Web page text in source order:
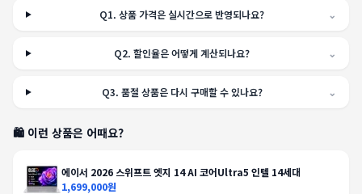
Q1.상품 가격은 실시간으로 반영되나요? ⌄
Q2.할인율은 어떻게 계산되나요? ⌄
Q3. 품절 상품은 다시 구매할 수 있나요? ⌄
🛍️ 이런 상품은 어때요?
에이서 2026 스위프트 엣지 14 AI 코어Ultra5 인텔 14세대
1,699,000원